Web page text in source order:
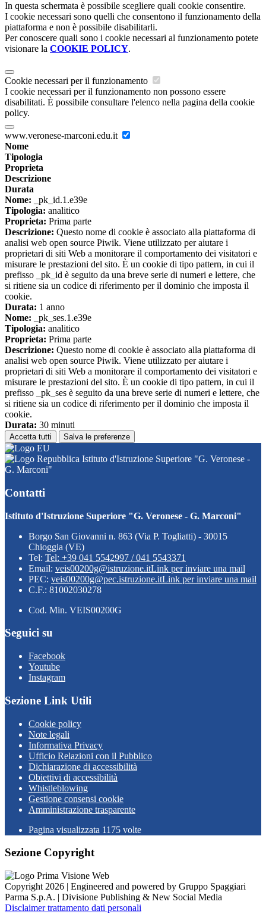
In questa schermata è possibile scegliere quali cookie consentire.
I cookie necessari sono quelli che consentono il funzionamento della
piattaforma e non è possibile disabilitarli.
Per conoscere quali sono i cookie necessari al funzionamento potete
visionare la COOKIE POLICY.
Cookie necessari per il funzionamento
I cookie necessari per il funzionamento non possono essere
disabilitati. È possibile consultare l'elenco nella pagina della cookie
policy.
www.veronese-marconi.edu.it
Nome
Tipologia
Proprieta
Descrizione
Durata
Nome: _pk_id.1.e39e
Tipologia: analitico
Proprieta: Prima parte
Descrizione: Questo nome di cookie è associato alla piattaforma di
analisi web open source Piwik. Viene utilizzato per aiutare i
proprietari di siti Web a monitorare il comportamento dei visitatori e
misurare le prestazioni del sito. È un cookie di tipo pattern, in cui il
prefisso _pk_id è seguito da una breve serie di numeri e lettere, che
si ritiene sia un codice di riferimento per il dominio che imposta il
cookie.
Durata: 1 anno
Nome: _pk_ses.1.e39e
Tipologia: analitico
Proprieta: Prima parte
Descrizione: Questo nome di cookie è associato alla piattaforma di
analisi web open source Piwik. Viene utilizzato per aiutare i
proprietari di siti Web a monitorare il comportamento dei visitatori e
misurare le prestazioni del sito. È un cookie di tipo pattern, in cui il
prefisso _pk_ses è seguito da una breve serie di numeri e lettere, che
si ritiene sia un codice di riferimento per il dominio che imposta il
cookie.
Durata: 30 minuti
Accetta tutti Salva le preferenze
Istituto d'Istruzione Superiore "G. Veronese -
G. Marconi"
Contatti
Istituto d'Istruzione Superiore "G. Veronese - G. Marconi"
Borgo San Giovanni n. 863 (Via P. Togliatti) - 30015
Chioggia (VE)
Tel: Tel: +39 041 5542997 / 041 5543371
Email: veis00200g@istruzione.itLink per inviare una mail
PEC: veis00200g@pec.istruzione.itLink per inviare una mail
C.F.: 81002030278
Cod. Min. VEIS00200G
Seguici su
Facebook
Youtube
Instagram
Sezione Link Utili
Cookie policy
Note legali
Informativa Privacy
Ufficio Relazioni con il Pubblico
Dichiarazione di accessibilità
Obiettivi di accessibilità
Whistleblowing
Gestione consensi cookie
Amministrazione trasparente
Pagina visualizzata 1175 volte
Sezione Copyright
Copyright 2026 | Engineered and powered by Gruppo Spaggiari
Parma S.p.A. | Divisione Publishing & New Social Media
Disclaimer trattamento dati personali